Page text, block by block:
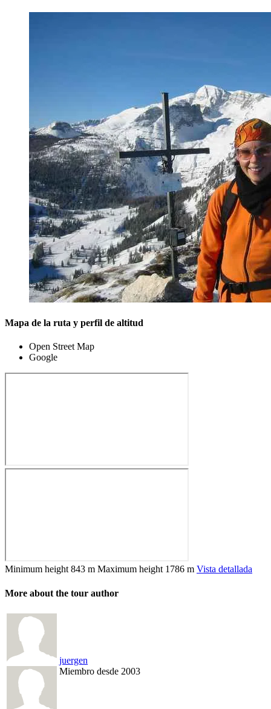
Mapa de la ruta y perfil de altitud
Open Street Map
Google
Minimum height 843 m Maximum height 1786 m Vista detallada
More about the tour author
juergen
Miembro desde 2003